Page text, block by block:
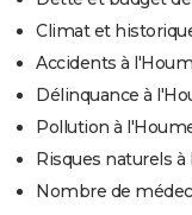
Climat et
Accidents à
Délinquance à
Pollution à
Risques naturels
Nombre de